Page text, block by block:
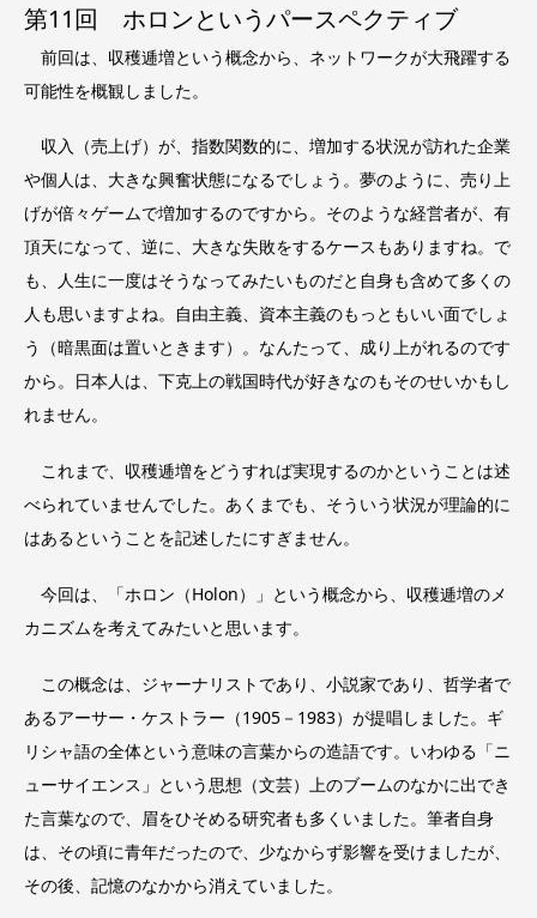
第11回 ホロンというパースペクティブ
前回は、収穫逓増という概念から、ネットワークが大飛躍する
可能性を概観しました。
収入（売上げ）が、指数関数的に、増加する状況が訪れた企業
や個人は、大きな興奮状態になるでしょう。夢のように、売り上
げが倍々ゲームで増加するのですから。そのような経営者が、有
頂天になって、逆に、大きな失敗をするケースもありますね。で
も、人生に一度はそうなってみたいものだと自身も含めて多くの
人も思いますよね。自由主義、資本主義のもっともいい面でしょ
う（暗黒面は置いときます）。なんたって、成り上がれるのです
から。日本人は、下克上の戦国時代が好きなのもそのせいかもし
れません。
これまで、収穫逓増をどうすれば実現するのかということは述
べられていませんでした。あくまでも、そういう状況が理論的に
はあるということを記述したにすぎません。
今回は、「ホロン（Holon）」という概念から、収穫逓増のメ
カニズムを考えてみたいと思います。
この概念は、ジャーナリストであり、小説家であり、哲学者で
あるアーサー・ケストラー（1905－1983）が提唱しました。ギ
リシャ語の全体という意味の言葉からの造語です。いわゆる「ニ
ューサイエンス」という思想（文芸）上のブームのなかに出でき
た言葉なので、眉をひそめる研究者も多くいました。筆者自身
は、その頃に青年だったので、少なからず影響を受けましたが、
その後、記憶のなかから消えていました。